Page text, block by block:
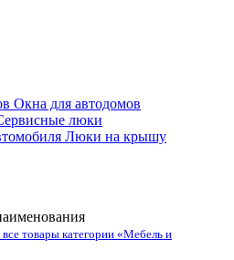
Окна для автодомов
люки
Люки на крышу
товары категории «Мебель и